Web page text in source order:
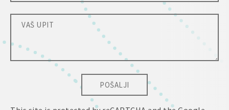
POŠALJI